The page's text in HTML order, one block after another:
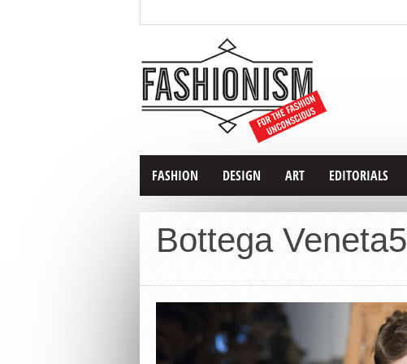
FASHION DESIGN ART EDITORIALS
Bottega Veneta5